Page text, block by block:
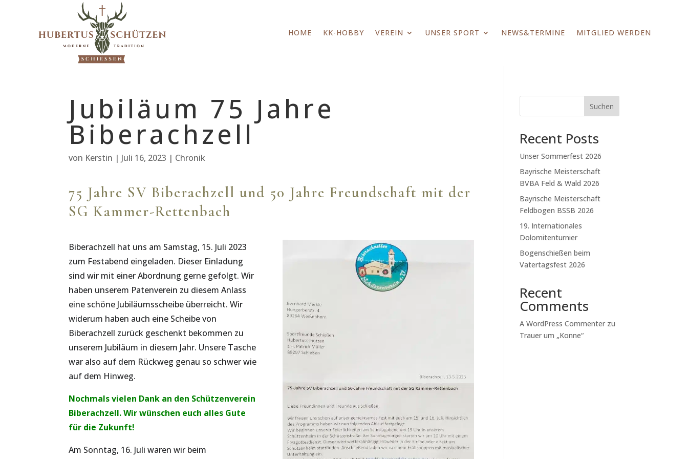
HOME KK-HOBBY VEREIN UNSER SPORT NEWS&TERMINE MITGLIED WERDEN
Jubiläum 75 Jahre
Biberachzell
von Kerstin | Juli 16, 2023 | Chronik
75 Jahre SV Biberachzell und 50 Jahre Freundschaft mit der
SG Kammer-Rettenbach
Biberachzell hat uns am Samstag, 15. Juli 2023
zum Festabend eingeladen. Dieser Einladung
sind wir mit einer Abordnung gerne gefolgt. Wir
haben unserem Patenverein zu diesem Anlass
eine schöne Jubiläumsscheibe überreicht. Wir
widerum haben auch eine Scheibe von
Biberachzell zurück geschenkt bekommen zu
unserem Jubiläum in diesem Jahr. Unsere Tasche
war also auf dem Rückweg genau so schwer wie
auf dem Hinweg.
Nochmals vielen Dank an den Schützenverein
Biberachzell. Wir wünschen euch alles Gute
für die Zukunft!
Am Sonntag, 16. Juli waren wir beim
Suchen
Recent Posts
Unser Sommerfest 2026
Bayrische Meisterschaft
BVBA Feld & Wald 2026
Bayrische Meisterschaft
Feldbogen BSSB 2026
19. Internationales
Dolomitenturnier
Bogenschießen beim
Vatertagsfest 2026
Recent
Comments
A WordPress Commenter zu
Trauer um „Konne“